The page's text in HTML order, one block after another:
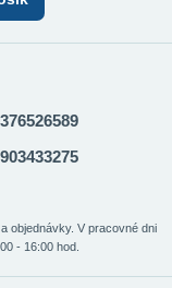
objednávky. V pracovné dni
- 16:00 hod.